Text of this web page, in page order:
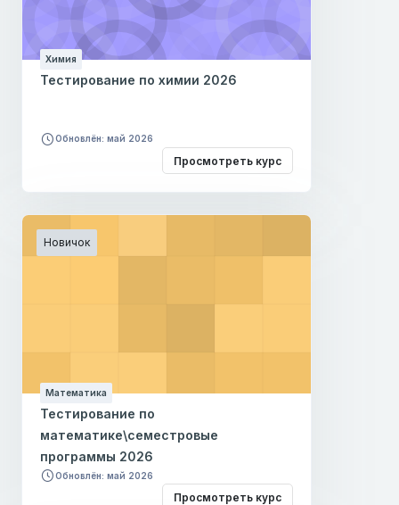
Химия
Тестирование по химии 2026
Обновлён: май 2026
Просмотреть курс
Новичок
Математика
Тестирование по
математике\семестровые
программы 2026
Обновлён: май 2026
Просмотреть курс